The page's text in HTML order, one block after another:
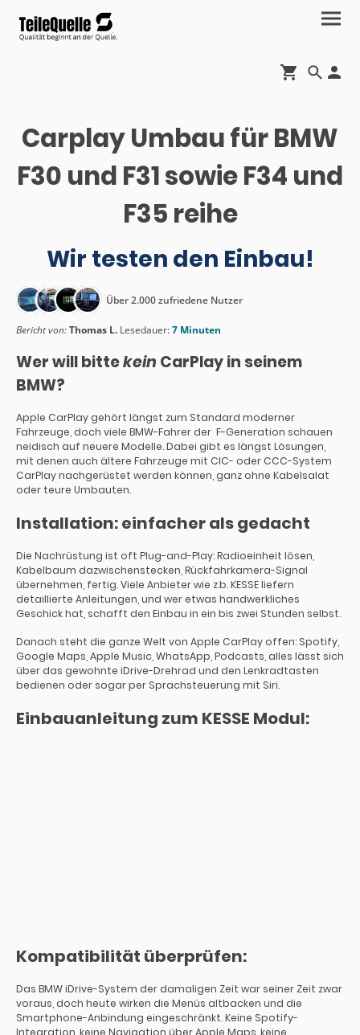
Carplay Umbau für BMW
F30 und F31 sowie F34 und
F35 reihe
Wir testen den Einbau!
Über 2.000 zufriedene Nutzer
Bericht von:Thomas L. Lesedauer:7 Minuten
Wer will bittekein CarPlay in seinem
BMW?
Apple CarPlay gehört längst zum Standard moderner
Fahrzeuge, doch viele BMW-Fahrer der F-Generation schauen
neidisch auf neuere Modelle. Dabei gibt es längst Lösungen,
mit denen auch ältere Fahrzeuge mit CIC- oder CCC-System
CarPlay nachgerüstet werden können, ganz ohne Kabelsalat
oder teure Umbauten.
Installation: einfacher als gedacht
Die Nachrüstung ist oft Plug-and-Play: Radioeinheit lösen,
Kabelbaum dazwischenstecken, Rückfahrkamera-Signal
übernehmen, fertig. Viele Anbieter wie z.b. KESSE liefern
detaillierte Anleitungen, und wer etwas handwerkliches
Geschick hat, schafft den Einbau in ein bis zwei Stunden selbst.
Danach steht die ganze Welt von Apple CarPlay offen: Spotify,
Google Maps, Apple Music, WhatsApp, Podcasts, alles lässt sich
über das gewohnte iDrive-Drehrad und den Lenkradtasten
bedienen oder sogar per Sprachsteuerung mit Siri.
Einbauanleitung zum KESSE Modul:
Kompatibilität überprüfen:
Das BMW iDrive-System der damaligen Zeit war seiner Zeit zwar
voraus, doch heute wirken die Menüs altbacken und die
Smartphone-Anbindung eingeschränkt. Keine Spotify-